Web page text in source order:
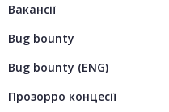
Вакансії
Bug bounty
Bug bounty (ENG)
Прозорро концесії